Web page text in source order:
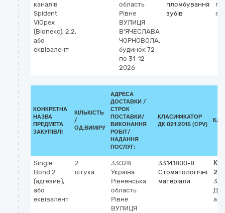
каналів
Spident
ViOpex
(Віопекс), 2.2,
або
еквівалент
область
Рівне
ВУЛИЦЯ
В'ЯЧЕСЛАВА
ЧОРНОВОЛА,
будинок 72
по 31-12-
2026
пломбування
зубів
КОНКРЕТНА
НАЗВА
ПРЕДМЕТА
ЗАКУПІВЛІ
КІЛЬКІСТЬ
/
ОД.ВИМІРУ
АДРЕСА
ДОСТАВКИ /
СТРОК
ПОСТАВКИ/
ВИКОНАННЯ
РОБІТ/
НАДАННЯ
ПОСЛУГ:
КЛАСИФІКАТОР
ДК 021:2015 (CPV)
Single
Bond 2
(адгезив),
або
еквівалент
2
штука
33028
Україна
Рівненська
область
Рівне
ВУЛИЦЯ
33141800-8
Стоматологічні
матеріали